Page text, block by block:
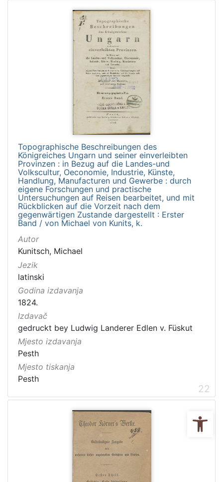
Topographische Beschreibungen des
Königreiches Ungarn und seiner einverleibten
Provinzen : in Bezug auf die Landes-und
Volkscultur, Oeconomie, Industrie, Künste,
Handlung, Manufacturen und Gewerbe : durch
eigene Forschungen und practische
Untersuchungen auf Reisen bearbeitet, und mit
Rückblicken auf die Vorzeit nach dem
gegenwärtigen Zustande dargestellt : Erster
Band / von Michael von Kunits, k.
Autor
Kunitsch, Michael
Jezik
latinski
Godina izdavanja
1824.
Izdavač
gedruckt bey Ludwig Landerer Edlen v. Füskut
Mjesto izdavanja
Pesth
Mjesto tiskanja
Pesth
22